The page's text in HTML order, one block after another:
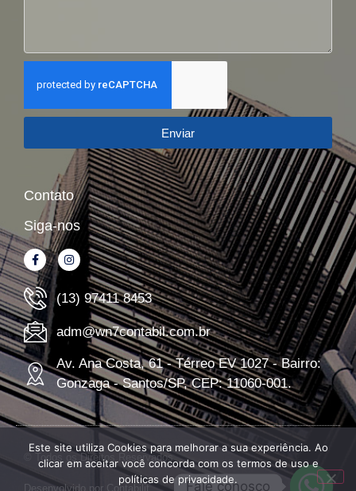
Enviar
Contato
Siga-nos
(13) 97411 8453
adm@wn7contabil.com.br
Av. Ana Costa, 61 - Térreo EV 1027 - Bairro:
Gonzaga - Santos/SP, CEP: 11060-001.
© Todos os Direitos Reservados
Desenvolvido por Contabilit
Este site utiliza Cookies para melhorar a sua experiência. Ao
clicar em aceitar você concorda com os termos de uso e
políticas de privacidade.
Fale conosco